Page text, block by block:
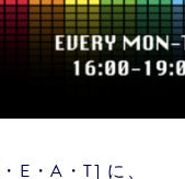
E・A・T] に、